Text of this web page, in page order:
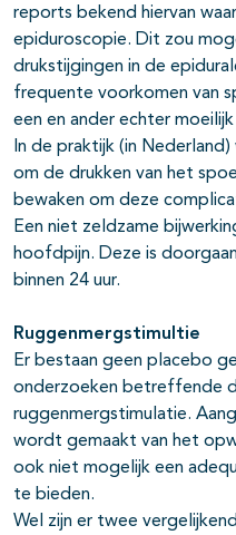
reports bekend hiervan
epiduroscopie. Dit zou
drukstijgingen in de
frequente voorkomen van
een en ander echter
In de praktijk (in
om de drukken van het
bewaken om deze
Een niet zeldzame
hoofdpijn. Deze is
binnen 24 uur.
Ruggenmergstimultie
Er bestaan geen placebo
onderzoeken betreffende
ruggenmergstimulatie.
wordt gemaakt van het
ook niet mogelijk een
te bieden.
Wel zijn er twee